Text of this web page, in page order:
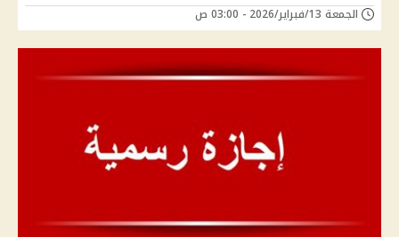
الجمعة 13/فبراير/2026 - 03:00 ص